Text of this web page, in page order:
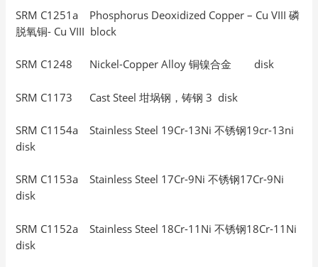
SRM C1251a Phosphorus Deoxidized Copper – Cu VIII 磷
脱氧铜- Cu VIII block
SRM C1248 Nickel-Copper Alloy 铜镍合金 disk
SRM C1173 Cast Steel 坩埚钢，铸钢 3 disk
SRM C1154a Stainless Steel 19Cr-13Ni 不锈钢19cr-13ni
disk
SRM C1153a Stainless Steel 17Cr-9Ni 不锈钢17Cr-9Ni
disk
SRM C1152a Stainless Steel 18Cr-11Ni 不锈钢18Cr-11Ni
disk